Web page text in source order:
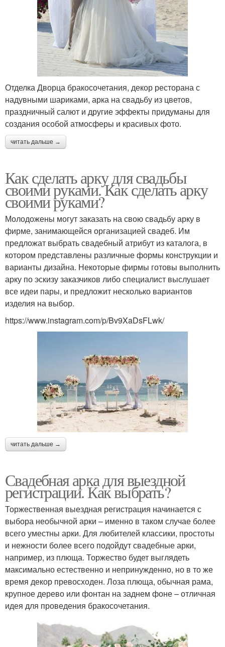
Отделка Дворца бракосочетания, декор ресторана с
надувными шариками, арка на свадьбу из цветов,
праздничный салют и другие эффекты придуманы для
создания особой атмосферы и красивых фото.
читать дальше →
Как сделать арку для свадьбы
своими руками. Как сделать арку
своими руками?
Молодожены могут заказать на свою свадьбу арку в
фирме, занимающейся организацией свадеб. Им
предложат выбрать свадебный атрибут из каталога, в
котором представлены различные формы конструкции и
варианты дизайна. Некоторые фирмы готовы выполнить
арку по эскизу заказчиков либо специалист выслушает
все идеи пары, и предложит несколько вариантов
изделия на выбор.
https://www.instagram.com/p/Bv9XaDsFLwk/
читать дальше →
Свадебная арка для выездной
регистрации. Как выбрать?
Торжественная выездная регистрация начинается с
выбора необычной арки – именно в таком случае более
всего уместны арки. Для любителей классики, простоты
и нежности более всего подойдут свадебные арки,
например, из плюща. Торжество будет выглядеть
максимально естественно и непринужденно, но в то же
время декор превосходен. Лоза плюща, обычная рама,
крупное дерево или фонтан на заднем фоне – отличная
идея для проведения бракосочетания.